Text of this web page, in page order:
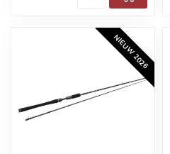
NIEUW 2026